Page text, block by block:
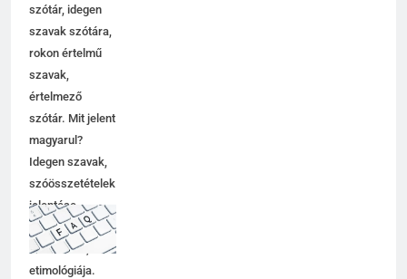
szótár, idegen
szavak szótára,
rokon értelmű
szavak,
értelmező
szótár. Mit jelent
magyarul?
Idegen szavak,
szóösszetételek
jelentése,
magyarázata,
használata,
etimológiája.